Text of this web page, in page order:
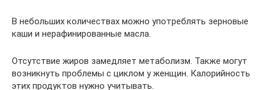
В небольших количествах можно употреблять зерновые
каши и нерафинированные масла.
Отсутствие жиров замедляет метаболизм. Также могут
возникнуть проблемы с циклом у женщин. Калорийность
этих продуктов нужно учитывать.